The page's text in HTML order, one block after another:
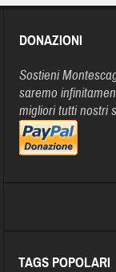
DONAZIONI
Sostieni
saremo
migliori tutti nostri
TAGS POPOLARI